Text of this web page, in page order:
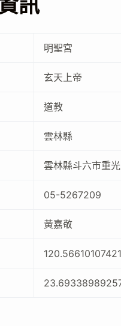
明聖宮
玄天上帝
道教
雲林縣
雲林縣斗六市重
05-5267209
黃嘉敬